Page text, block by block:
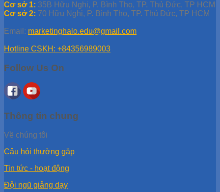
Cơ sở 1: 35B Hữu Nghị, P. Bình Thọ, TP. Thủ Đức, TP HCM
Cơ sở 2: 70 Hữu Nghị, P. Bình Thọ, TP. Thủ Đức, TP HCM
Email: marketinghalo.edu@gmail.com
Hotline CSKH: +84356989003
Follow Us On
Thông tin chung
Về chúng tôi
Câu hỏi thường gặp
Tin tức - hoạt động
Đội ngũ giảng dạy